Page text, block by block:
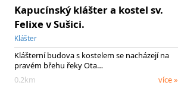
Kapucínský klášter a kostel sv.
Felixe v Sušici.
Klášter
Klášterní budova s kostelem se nacházejí na
pravém břehu řeky Ota…
0.2km
více »